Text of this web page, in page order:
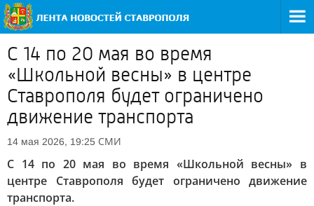
С 14 по 20 мая во время
«Школьной весны» в центре
Ставрополя будет ограничено
движение транспорта
14 мая 2026, 19:25 СМИ
С 14 по 20 мая во время «Школьной весны» в
центре Ставрополя будет ограничено движение
транспорта.